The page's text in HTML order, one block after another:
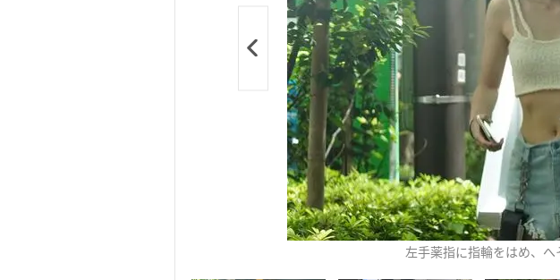
左手薬指に指輪をはめ、